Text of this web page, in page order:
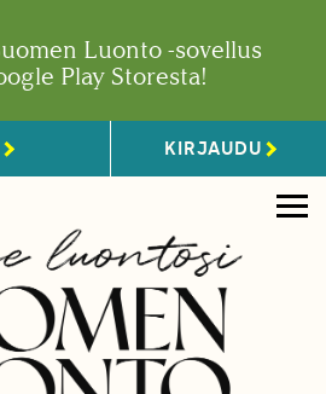
Luonto -sovellus
Play Storesta!
KIRJAUDU